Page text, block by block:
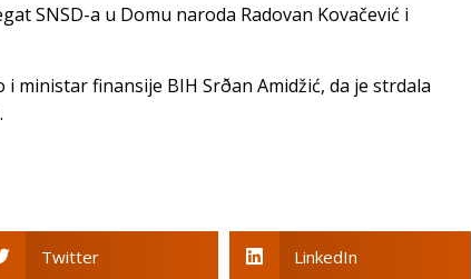
SNSD-a u Domu naroda Radovan Kovačević i
ministar finansije BIH Srðan Amidžić, da je strdala
Twitter LinkedIn